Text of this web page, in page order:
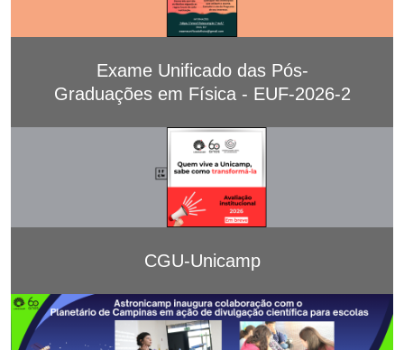
Exame Unificado das Pós-
Graduações em Física - EUF-2026-2
CGU-Unicamp